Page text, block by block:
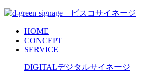
HOME
CONCEPT
SERVICE
DIGITALデジタルサイネージ